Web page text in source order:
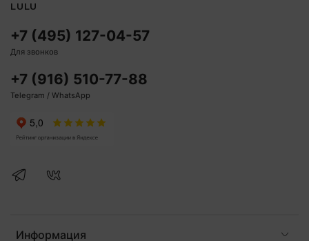
Информация
+7 (495) 127-04-57
Для звонков
+7 (916) 510-77-88
Telegram / WhatsApp
LULU